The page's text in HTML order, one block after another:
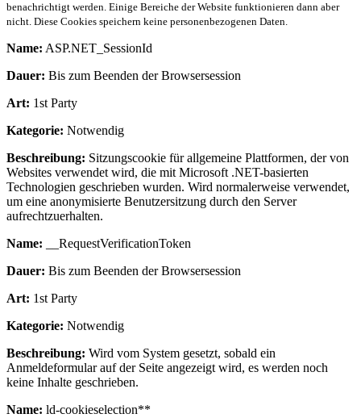
benachrichtigt werden. Einige Bereiche der Website funktionieren dann aber
nicht. Diese Cookies speichern keine personenbezogenen Daten.
Name: ASP.NET_SessionId
Dauer: Bis zum Beenden der Browsersession
Art: 1st Party
Kategorie: Notwendig
Beschreibung: Sitzungscookie für allgemeine Plattformen, der von
Websites verwendet wird, die mit Microsoft .NET-basierten
Technologien geschrieben wurden. Wird normalerweise verwendet,
um eine anonymisierte Benutzersitzung durch den Server
aufrechtzuerhalten.
Name: __RequestVerificationToken
Dauer: Bis zum Beenden der Browsersession
Art: 1st Party
Kategorie: Notwendig
Beschreibung: Wird vom System gesetzt, sobald ein
Anmeldeformular auf der Seite angezeigt wird, es werden noch
keine Inhalte geschrieben.
Name: ld-cookieselection**